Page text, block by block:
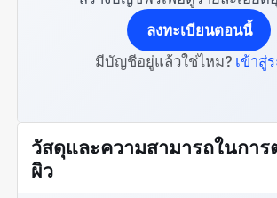
ลงทะเบียนตอนนี้
มีบัญชีอยู่แล้วใช่ไหม? เข้าสู่
วัสดุและความสามารถในกา
ผิว